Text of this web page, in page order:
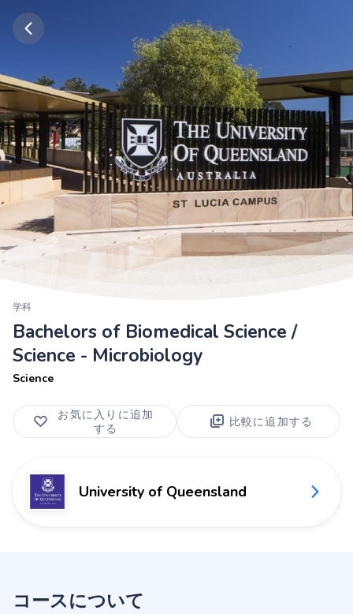
学科
Bachelors of Biomedical Science /
Science - Microbiology
Science
お気に入りに追加
する
比較に追加する
University of Queensland
コースについて